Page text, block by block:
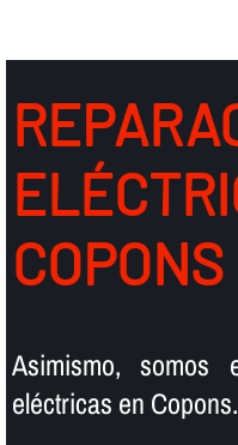
COPONS
Asimismo, somos
eléctricas en Copons.